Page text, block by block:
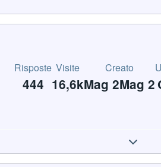
Risposte
444
Visite
16,6k
Creato
Mag 2Mag 2